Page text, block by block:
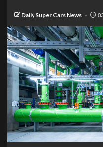
Daily Super Cars News